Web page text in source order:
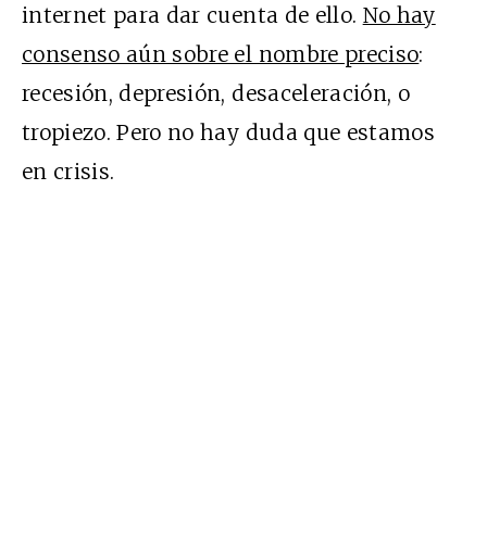
internet para dar cuenta de ello. No hay
consenso aún sobre el nombre preciso:
recesión, depresión, desaceleración, o
tropiezo. Pero no hay duda que estamos
en crisis.